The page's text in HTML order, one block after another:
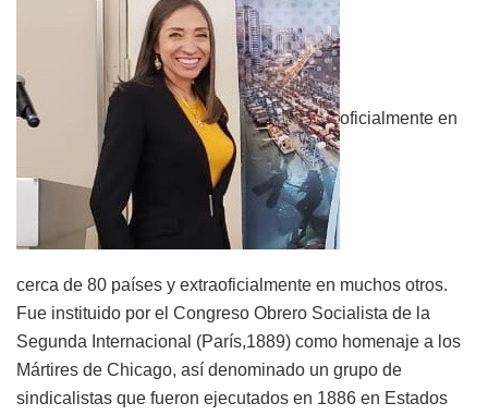
oficialmente en
cerca de 80 países y extraoficialmente en muchos otros.
Fue instituido por el Congreso Obrero Socialista de la
Segunda Internacional (París,1889) como homenaje a los
Mártires de Chicago, así denominado un grupo de
sindicalistas que fueron ejecutados en 1886 en Estados